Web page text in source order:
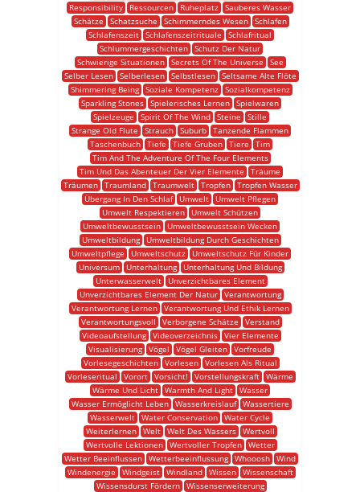
Responsibility
Ressourcen Ruheplatz Sauberes Wasser
Schätze
Schatzsuche Schimmerndes Wesen
Schlafen
Schlafenszeit Schlafenszeitrituale
Schlafritual
Schlummergeschichten Schutz Der Natur
Schwierige Situationen
Secrets Of The Universe
See
Selber Lesen
Selberlesen Selbstlesen
Seltsame Alte Flöte
Shimmering Being
Soziale Kompetenz
Sozialkompetenz
Sparkling Stones Spielerisches Lernen Spielwaren
Spielzeuge
Spirit Of The Wind Steine
Stille
Strange Old Flute
Strauch Suburb Tanzende Flammen
Taschenbuch Tiefe Tiefe Gruben Tiere
Tim
Tim And The Adventure Of The Four Elements
Tim Und Das Abenteuer Der Vier Elemente
Träume
Träumen
Traumland Traumwelt Tropfen
Tropfen Wasser
Übergang In Den Schlaf
Umwelt
Umwelt Pflegen
Umwelt Respektieren
Umwelt Schützen
Umweltbewusstsein
Umweltbewusstsein Wecken
Umweltbildung
Umweltbildung Durch Geschichten
Umweltpflege
Umweltschutz
Umweltschutz Für Kinder
Universum
Unterhaltung
Unterhaltung Und Bildung
Unterwasserwelt
Unverzichtbares Element
Unverzichtbares Element Der Natur
Verantwortung
Verantwortung Lernen
Verantwortung Und Ethik Lernen
Verantwortungsvoll
Verborgene Schätze
Verstand
Videoaufstellung
Videoverzeichnis
Vier Elemente
Visualisierung Vögel Vögel Gleiten Vorfreude
Vorlesegeschichten
Vorlesen
Vorlesen Als Ritual
Vorleseritual
Vorort Vorsicht! Vorstellungskraft
Wärme
Wärme Und Licht Warmth And Light Wasser
Wasser Ermöglicht Leben
Wasserkreislauf
Wassertiere
Wasserwelt Water Conservation Water Cycle
Weiterlernen
Welt Welt Des Wassers
Wertvoll
Wertvolle Lektionen
Wertvoller Tropfen
Wetter
Wetter Beeinflussen Wetterbeeinflussung Whooosh Wind
Windenergie
Windgeist Windland Wissen
Wissenschaft
Wissensdurst Fördern
Wissenserweiterung